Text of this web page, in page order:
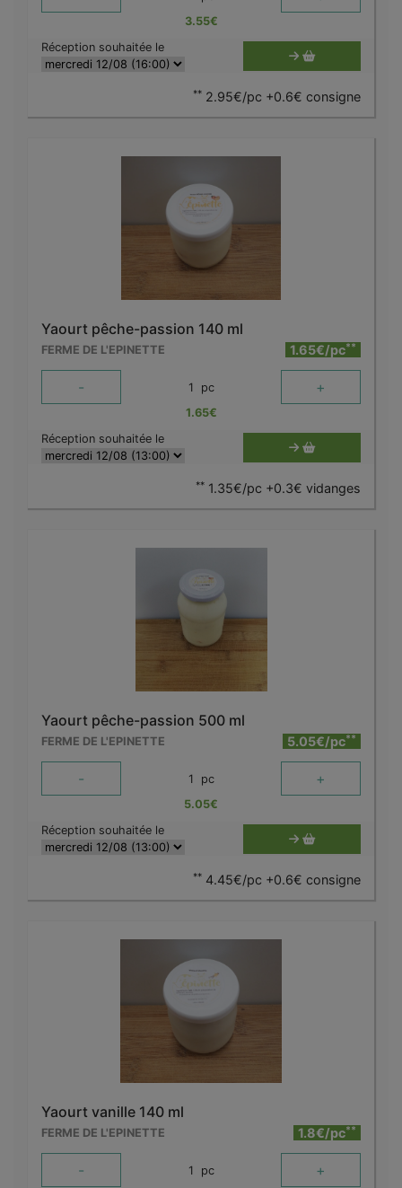
3.55€
Réception souhaitée le
** 2.95€/pc +0.6€ consigne
Yaourt pêche-passion 140 ml
FERME DE L'EPINETTE 1.65€/pc**
- 1 pc +
1.65€
Réception souhaitée le
** 1.35€/pc +0.3€ vidanges
Yaourt pêche-passion 500 ml
FERME DE L'EPINETTE 5.05€/pc**
- 1 pc +
5.05€
Réception souhaitée le
** 4.45€/pc +0.6€ consigne
Yaourt vanille 140 ml
FERME DE L'EPINETTE 1.8€/pc**
- 1 pc +